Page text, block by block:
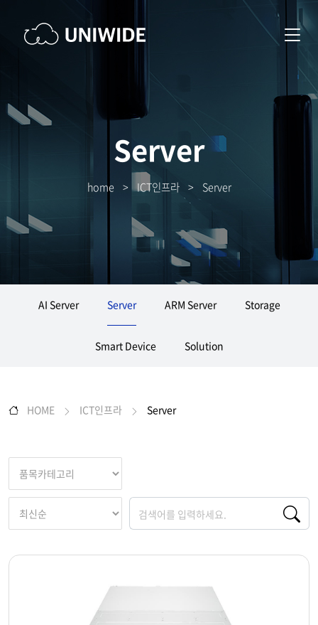
Server
home >ICT인프라> Server
AI Server Server ARM Server Storage
Smart Device Solution
HOME ICT인프라 Server